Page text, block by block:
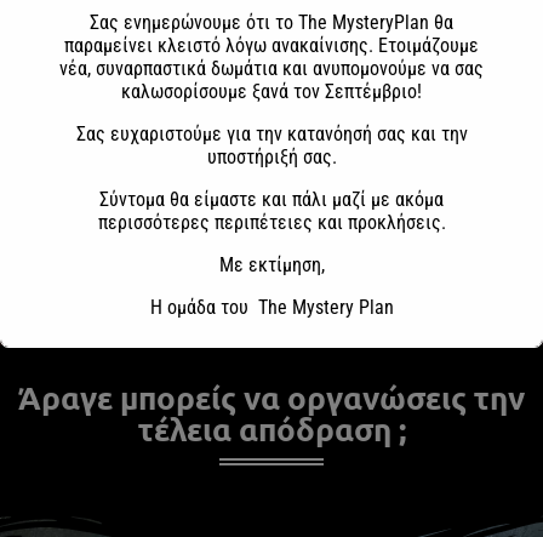
Άραγε μπορείς να οργανώσεις την
τέλεια απόδραση ;
Σας ενημερώνουμε ότι το The MysteryPlan θα
παραμείνει κλειστό λόγω ανακαίνισης. Ετοιμάζουμε
νέα, συναρπαστικά δωμάτια και ανυπομονούμε να σας
καλωσορίσουμε ξανά τον Σεπτέμβριο!
Σας ευχαριστούμε για την κατανόησή σας και την
υποστήριξή σας.
Σύντομα θα είμαστε και πάλι μαζί με ακόμα
περισσότερες περιπέτειες και προκλήσεις.
Με εκτίμηση,
Η ομάδα του The Mystery Plan